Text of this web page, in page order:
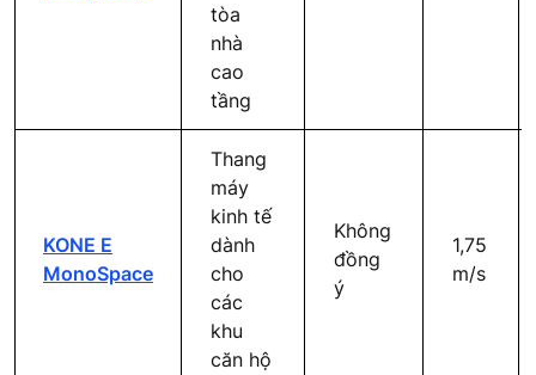
tòa
nhà
cao
tầng
KONE E
MonoSpace
Thang
máy
kinh tế
dành
cho
các
khu
căn hộ
Không
đồng
ý
1,75
m/s